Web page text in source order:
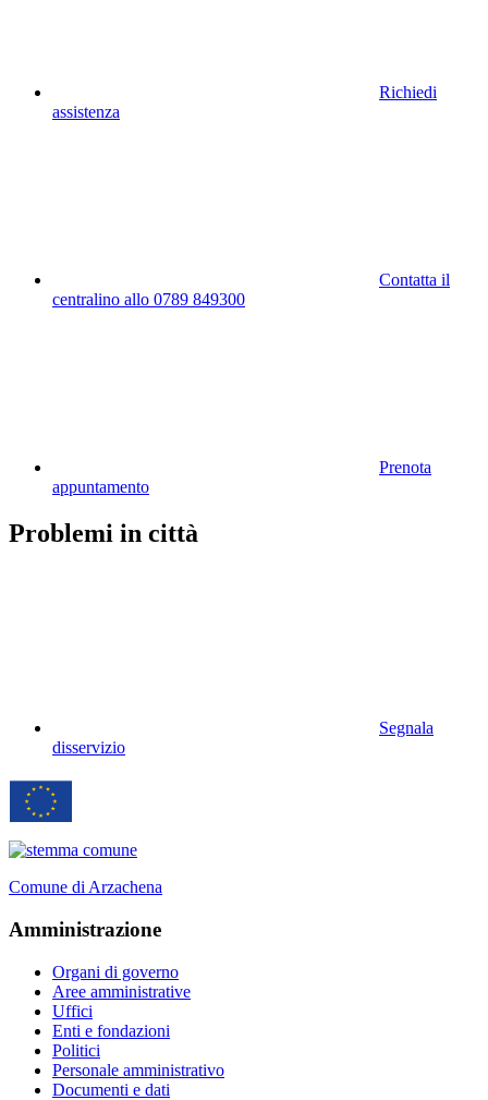
Richiedi
assistenza
Contatta il
centralino allo 0789 849300
Prenota
appuntamento
Problemi in città
Segnala
disservizio
Comune di Arzachena
Amministrazione
Organi di governo
Aree amministrative
Uffici
Enti e fondazioni
Politici
Personale amministrativo
Documenti e dati